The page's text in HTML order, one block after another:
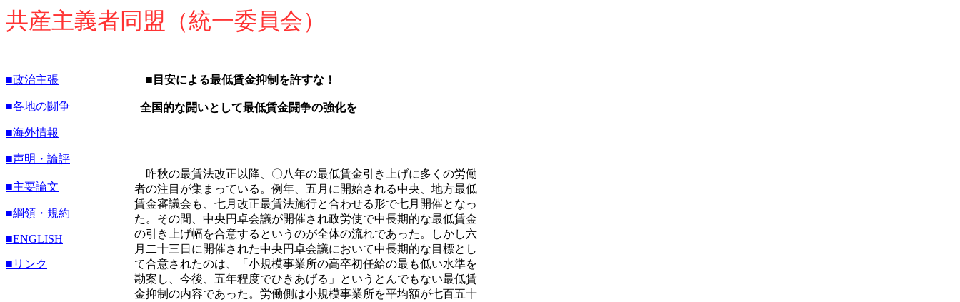
共産主義者同盟（統一委員会）
■政治主張
■各地の闘争
■海外情報
■声明・論評
■主要論文
■綱領・規約
■ENGLISH
■リンク
■目安による最低賃金抑制を許すな！
全国的な闘いとして最低賃金闘争の強化を
昨秋の最賃法改正以降、〇八年の最低賃金引き上げに多くの労働
者の注目が集まっている。例年、五月に開始される中央、地方最低
賃金審議会も、七月改正最賃法施行と合わせる形で七月開催となっ
た。その間、中央円卓会議が開催され政労使で中長期的な最低賃金
の引き上げ幅を合意するというのが全体の流れであった。しかし六
月二十三日に開催された中央円卓会議において中長期的な目標とし
て合意されたのは、「小規模事業所の高卒初任給の最も低い水準を
勘案し、今後、五年程度でひきあげる」というとんでもない最低賃
金抑制の内容であった。労働側は小規模事業所を平均額が七百五十